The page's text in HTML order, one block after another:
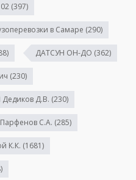
(397)
в Самаре (290)
ДАТСУН ОН-ДО (362)
(230)
Дедиков Д.В. (230)
С.А. (285)
К.К. (1681)